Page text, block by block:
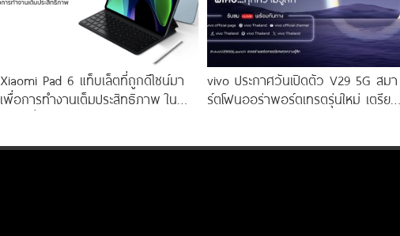
Xiaomi Pad 6 แท็บเล็ตที่ถูกดีไซน์มา
เพื่อการทำงานเต็มประสิทธิภาพ ใน
vivo ประกาศวันเปิดตัว V29 5G สมา
ร์ตโฟนออร่าพอร์ตเทรตรุ่นใหม่ เตรียม